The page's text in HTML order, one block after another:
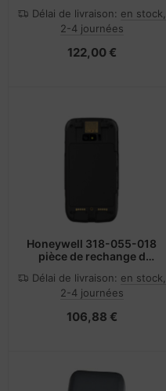
Batterie
Délai de livraison: en stock,
2-4 journées
122,00 €
Honeywell 318-055-018
pièce de rechange d
Batterie
Délai de livraison: en stock,
2-4 journées
106,88 €